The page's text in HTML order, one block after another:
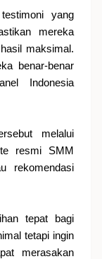
yang
mereka
maksimal.
benar-benar
Indonesia
melalui
resmi SMM
rekomendasi
tepat bagi
tetapi ingin
merasakan